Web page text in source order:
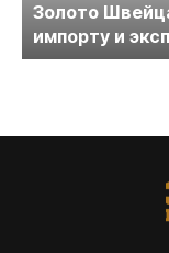
Золото
импорту и